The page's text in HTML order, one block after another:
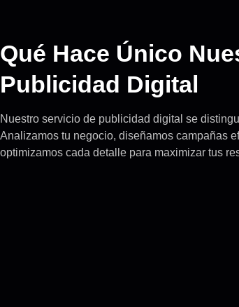
Qué Hace Único
Publicidad Digital
Nuestro servicio de publicidad digital se
Analizamos tu negocio, diseñamos campañas
optimizamos cada detalle para maximizar tus